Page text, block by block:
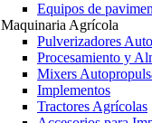
Equipos de
Maquinaria Agrícola
Pulverizadores
Procesamiento y
Mixers
Implementos
Tractores Agrícolas